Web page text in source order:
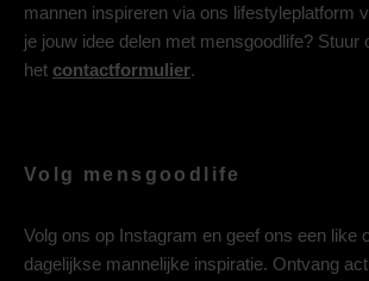
mannen inspireren via ons lifestyleplatform
je jouw idee delen met mensgoodlife? Stuur
het contactformulier.
Volg mensgoodlife
Volg ons op Instagram en geef ons een like
dagelijkse mannelijke inspiratie. Ontvang